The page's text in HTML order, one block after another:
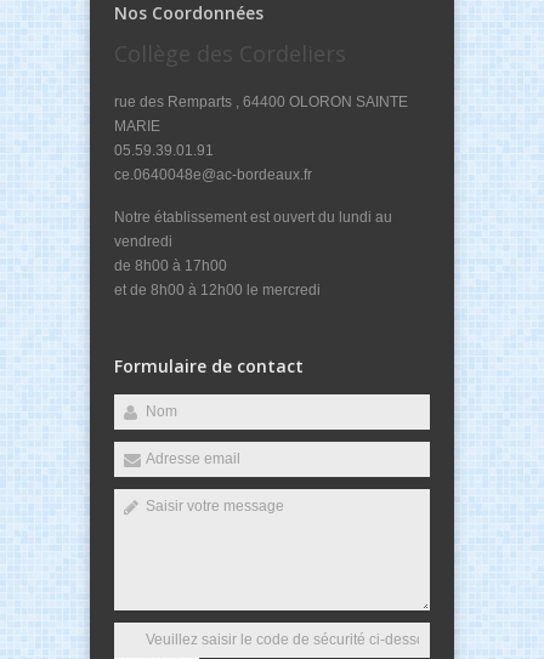
Nos Coordonnées
Collège des Cordeliers
rue des Remparts , 64400 OLORON SAINTE
MARIE
05.59.39.01.91
ce.0640048e@ac-bordeaux.fr
Notre établissement est ouvert du lundi au
vendredi
de 8h00 à 17h00
et de 8h00 à 12h00 le mercredi
Formulaire de contact